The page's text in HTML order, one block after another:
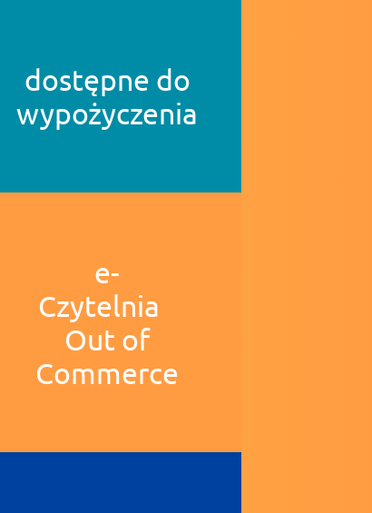
dostępne do
wypożyczenia
e-
Czytelnia
Out of
Commerce